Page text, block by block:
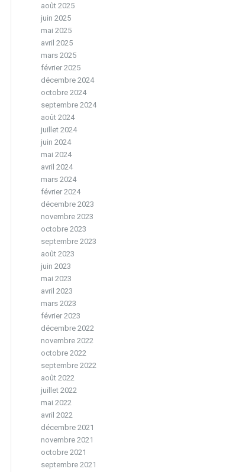
août 2025
juin 2025
mai 2025
avril 2025
mars 2025
février 2025
décembre 2024
octobre 2024
septembre 2024
août 2024
juillet 2024
juin 2024
mai 2024
avril 2024
mars 2024
février 2024
décembre 2023
novembre 2023
octobre 2023
septembre 2023
août 2023
juin 2023
mai 2023
avril 2023
mars 2023
février 2023
décembre 2022
novembre 2022
octobre 2022
septembre 2022
août 2022
juillet 2022
mai 2022
avril 2022
décembre 2021
novembre 2021
octobre 2021
septembre 2021